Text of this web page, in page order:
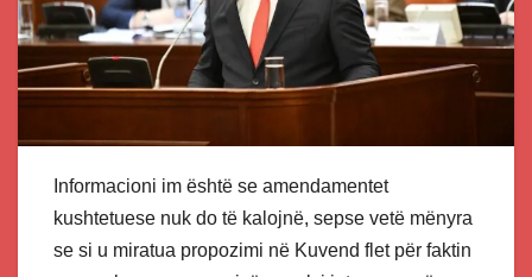
Informacioni im është se amendamentet
kushtetuese nuk do të kalojnë, sepse vetë mënyra
se si u miratua propozimi në Kuvend flet për faktin